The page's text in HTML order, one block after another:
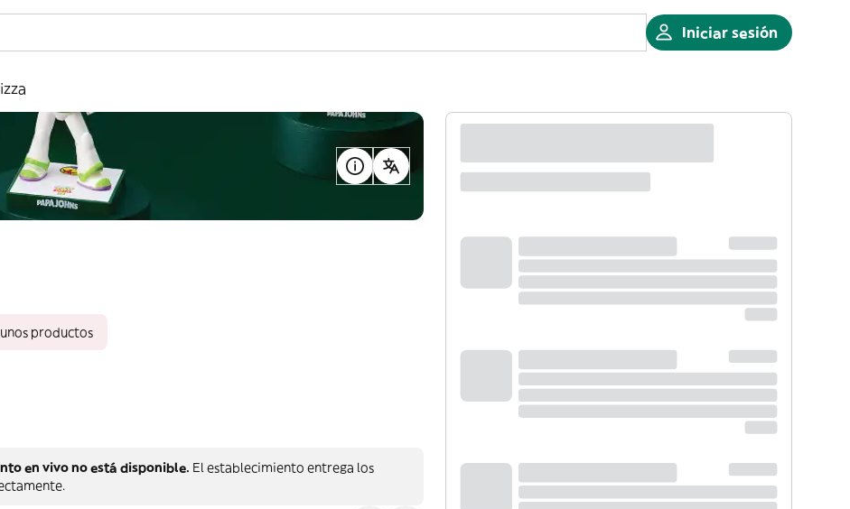
Iniciar sesión
productos
en vivo no está disponible. El establecimiento entrega los